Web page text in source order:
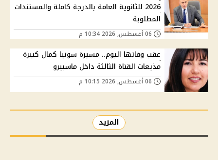
2026 للثانوية العامة بالدرجة كاملة والمستندات
المطلوبة
عقب وفاتها اليوم.. مسيرة سونيا كمال كبيرة
مذيعات القناة الثالثة داخل ماسبيرو
المزيد